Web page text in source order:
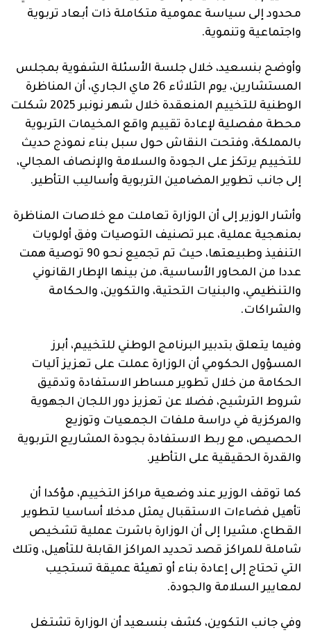
محدود إلى سياسة عمومية متكاملة ذات أبعاد تربوية
واجتماعية وتنموية.
وأوضح بنسعيد، خلال جلسة الأسئلة الشفوية بمجلس
المستشارين، يوم الثلاثاء 26 ماي الجاري، أن المناظرة
الوطنية للتخييم المنعقدة خلال شهر نونبر 2025 شكلت
محطة مفصلية لإعادة تقييم واقع المخيمات التربوية
بالمملكة، وفتحت النقاش حول سبل بناء نموذج حديث
للتخييم يرتكز على الجودة والسلامة والإنصاف المجالي،
إلى جانب تطوير المضامين التربوية وأساليب التأطير.
وأشار الوزير إلى أن الوزارة تعاملت مع خلاصات المناظرة
بمنهجية عملية، عبر تصنيف التوصيات وفق أولويات
التنفيذ وطبيعتها، حيث تم تجميع نحو 90 توصية همت
عددا من المحاور الأساسية، من بينها الإطار القانوني
والتنظيمي، والبنيات التحتية، والتكوين، والحكامة
والشراكات.
وفيما يتعلق بتدبير البرنامج الوطني للتخييم، أبرز
المسؤول الحكومي أن الوزارة عملت على تعزيز آليات
الحكامة من خلال تطوير مساطر الاستفادة وتدقيق
شروط الترشيح، فضلا عن تعزيز دور اللجان الجهوية
والمركزية في دراسة ملفات الجمعيات وتوزيع
الحصيص، مع ربط الاستفادة بجودة المشاريع التربوية
والقدرة الحقيقية على التأطير.
كما توقف الوزير عند وضعية مراكز التخييم، مؤكدا أن
تأهيل فضاءات الاستقبال يمثل مدخلا أساسيا لتطوير
القطاع، مشيرا إلى أن الوزارة باشرت عملية تشخيص
شاملة للمراكز قصد تحديد المراكز القابلة للتأهيل، وتلك
التي تحتاج إلى إعادة بناء أو تهيئة عميقة تستجيب
لمعايير السلامة والجودة.
وفي جانب التكوين، كشف بنسعيد أن الوزارة تشتغل